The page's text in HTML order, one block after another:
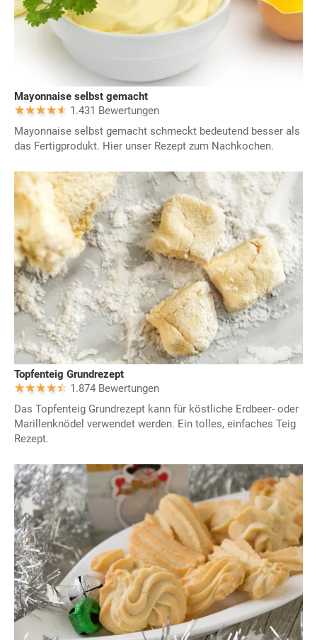
Mayonnaise selbst gemacht
1.431 Bewertungen
Mayonnaise selbst gemacht schmeckt bedeutend besser als
das Fertigprodukt. Hier unser Rezept zum Nachkochen.
Topfenteig Grundrezept
1.874 Bewertungen
Das Topfenteig Grundrezept kann für köstliche Erdbeer- oder
Marillenknödel verwendet werden. Ein tolles, einfaches Teig
Rezept.